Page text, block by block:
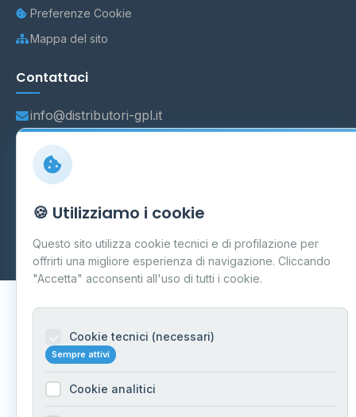
Preferenze Cookie
Mappa del sito
Contattaci
info@distributori-gpl.it
Carpi P.IVA 03859300364
Dati forniti daMinistero delle Imprese e del Made in Italy
Aggiornamento quotidiano
🍪 Utilizziamo i cookie
Questo sito utilizza cookie tecnici e di profilazione per
offrirti una migliore esperienza di navigazione. Cliccando
"Accetta" acconsenti all'uso di tutti i cookie.
Cookie tecnici (necessari)
Sempre attivi
Cookie analitici